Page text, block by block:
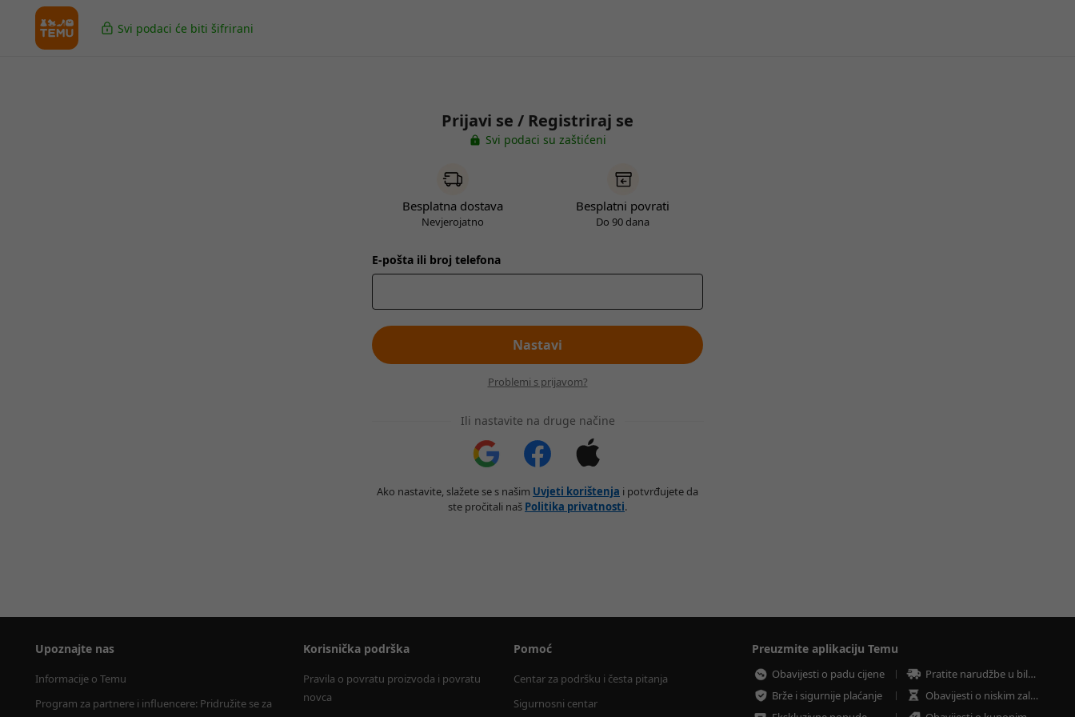
Svi podaci će biti šifrirani
Prijavi se / Registriraj se
Svi podaci su zaštićeni
Besplatna dostava
Nevjerojatno
Besplatni povrati
Do 90 dana
E-pošta ili broj telefona
Nastavi
Problemi s prijavom?
Ili nastavite na druge načine
Ako nastavite, slažete se s našim Uvjeti korištenja i potvrđujete da
ste pročitali naš Politika privatnosti.
Upoznajte nas
Informacije o Temu
Program za partnere i influencere: Pridružite se za
Korisnička podrška
Pravila o povratu proizvoda i povratu
novca
Pomoć
Centar za podršku i česta pitanja
Sigurnosni centar
Preuzmite aplikaciju Temu
Obavijesti o padu cijene
Pratite narudžbe u bilo koje vrijeme
Brže i sigurnije plaćanje
Obavijesti o niskim zalihama